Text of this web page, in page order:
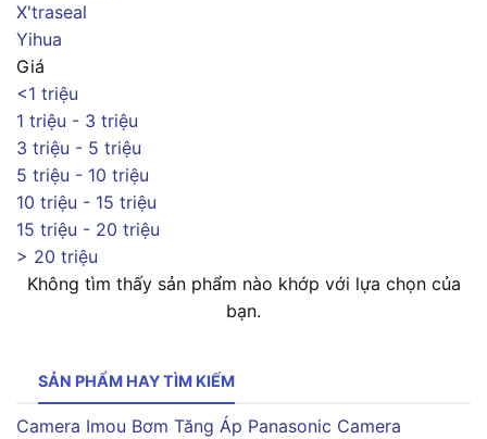
X'traseal
Yihua
Giá
<1 triệu
1 triệu - 3 triệu
3 triệu - 5 triệu
5 triệu - 10 triệu
10 triệu - 15 triệu
15 triệu - 20 triệu
> 20 triệu
Không tìm thấy sản phẩm nào khớp với lựa chọn của
bạn.
SẢN PHẨM HAY TÌM KIẾM
Camera Imou Bơm Tăng Áp Panasonic Camera